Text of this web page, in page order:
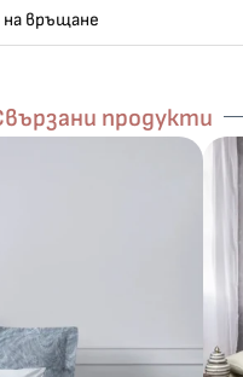
на връщане
продукти